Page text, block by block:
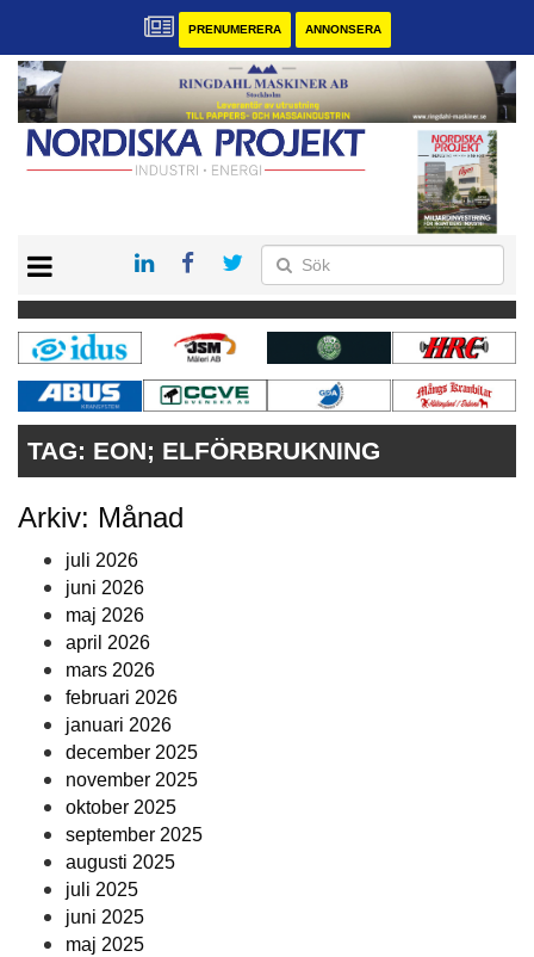
PRENUMERERA ANNONSERA
KONTAKT
VÅRA ANDRA MAGASIN
PRENUMERERA
ANNONSERA
TAG: EON; ELFÖRBRUKNING
Arkiv: Månad
juli 2026
juni 2026
maj 2026
april 2026
mars 2026
februari 2026
januari 2026
december 2025
november 2025
oktober 2025
september 2025
augusti 2025
juli 2025
juni 2025
maj 2025